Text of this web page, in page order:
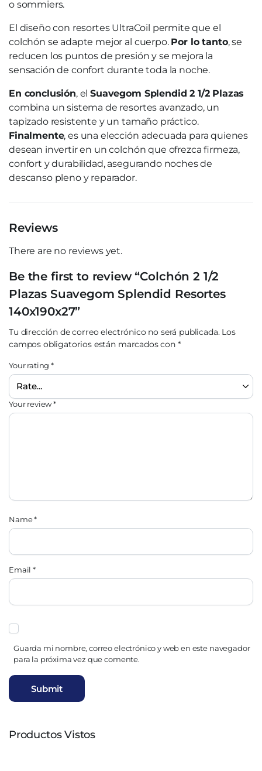
o sommiers.
El diseño con resortes UltraCoil permite que el
colchón se adapte mejor al cuerpo. Por lo tanto, se
reducen los puntos de presión y se mejora la
sensación de confort durante toda la noche.
En conclusión, elSuavegom Splendid 2 1/2 Plazas
combina un sistema de resortes avanzado, un
tapizado resistente y un tamaño práctico.
Finalmente, es una elección adecuada para quienes
desean invertir en un colchón que ofrezca firmeza,
confort y durabilidad, asegurando noches de
descanso pleno y reparador.
Reviews
There are no reviews yet.
Be the first to review “Colchón 2 1/2
Plazas Suavegom Splendid Resortes
140x190x27”
Tu dirección de correo electrónico no será publicada. Los
campos obligatorios están marcados con *
Your rating*
Your review*
Name*
Email*
Guarda mi nombre, correo electrónico y web en este navegador
para la próxima vez que comente.
Productos Vistos